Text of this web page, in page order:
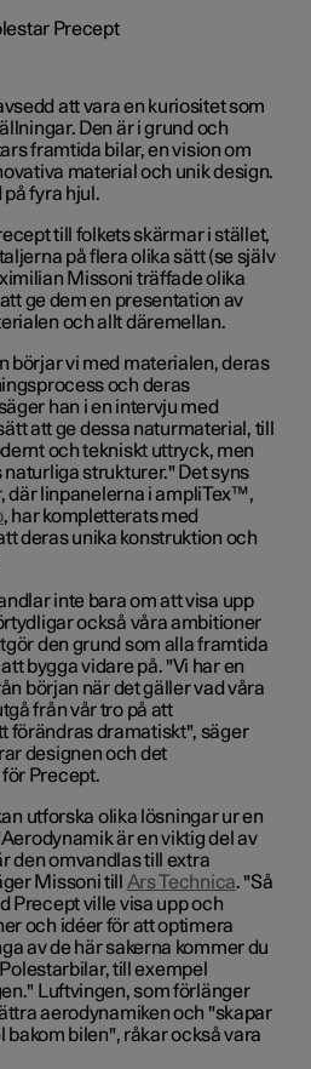
att vara en kuriositet som
Den är i grund och
framtida bilar, en vision om
material och unik design.
på fyra hjul.
till folkets skärmar i stället,
på flera olika sätt (se själv
Missoni träffade olika
ge dem en presentation av
och allt däremellan.
börjar vi med materialen, deras
och deras
han i en intervju med
att ge dessa naturmaterial, till
och tekniskt uttryck, men
strukturer." Det syns
där linpanelerna i ampliTex™,
, har kompletterats med
deras unika konstruktion och
inte bara om att visa upp
också våra ambitioner
den grund som alla framtida
bygga vidare på. "Vi har en
början när det gäller vad våra
från vår tro på att
förändras dramatiskt", säger
designen och det
Precept.
utforska olika lösningar ur en
är en viktig del av
den omvandlas till extra
Missoni till Ars Technica. "Så
Precept ville visa upp och
och idéer för att optimera
av de här sakerna kommer du
till exempel
Luftvingen, som förlänger
aerodynamiken och "skapar
bilen", råkar också vara